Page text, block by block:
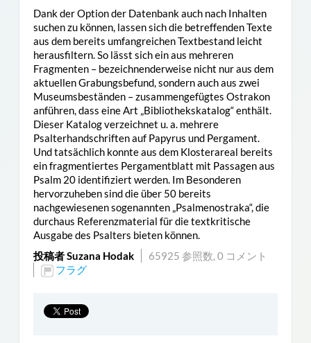
Dank der Option der Datenbank auch nach Inhalten
suchen zu können, lassen sich die betreffenden Texte
aus dem bereits umfangreichen Textbestand leicht
herausfiltern. So lässt sich ein aus mehreren
Fragmenten – bezeichnenderweise nicht nur aus dem
aktuellen Grabungsbefund, sondern auch aus zwei
Museumsbeständen – zusammengefügtes Ostrakon
anführen, dass eine Art „Bibliothekskatalog“ enthält.
Dieser Katalog verzeichnet u. a. mehrere
Psalterhandschriften auf Papyrus und Pergament.
Und tatsächlich konnte aus dem Klosterareal bereits
ein fragmentiertes Pergamentblatt mit Passagen aus
Psalm 20 identifiziert werden. Im Besonderen
hervorzuheben sind die über 50 bereits
nachgewiesenen sogenannten „Psalmenostraka“, die
durchaus Referenzmaterial für die textkritische
Ausgabe des Psalters bieten können.
投稿者 Suzana Hodak
65925 参照数,0 コメント
フラグ